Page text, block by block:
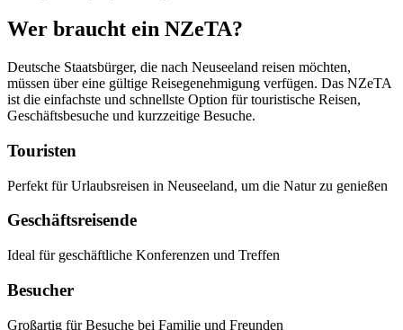
Wer braucht ein NZeTA?
Deutsche Staatsbürger, die nach Neuseeland reisen möchten,
müssen über eine gültige Reisegenehmigung verfügen. Das NZeTA
ist die einfachste und schnellste Option für touristische Reisen,
Geschäftsbesuche und kurzzeitige Besuche.
Touristen
Perfekt für Urlaubsreisen in Neuseeland, um die Natur zu genießen
Geschäftsreisende
Ideal für geschäftliche Konferenzen und Treffen
Besucher
Großartig für Besuche bei Familie und Freunden